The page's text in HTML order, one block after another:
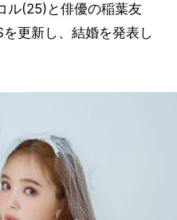
ル(25)と俳優の稲葉友
更新し、結婚を発表し